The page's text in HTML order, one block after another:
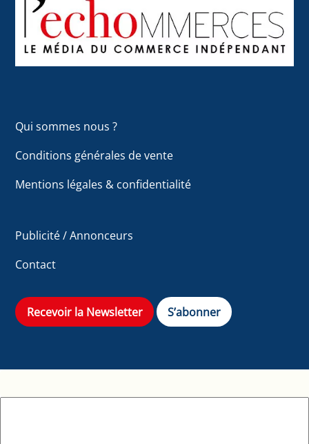
To
Top
Qui sommes nous ?
Conditions générales de vente
Mentions légales & confidentialité
Publicité / Annonceurs
Contact
Recevoir la Newsletter S’abonner